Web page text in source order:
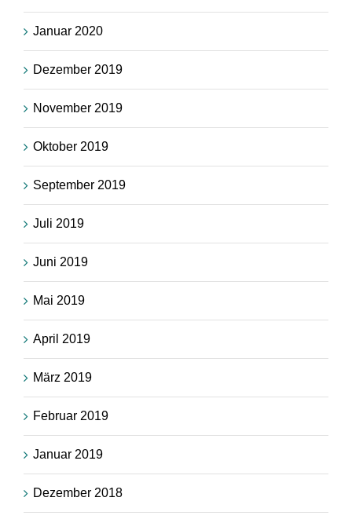
Januar 2020
Dezember 2019
November 2019
Oktober 2019
September 2019
Juli 2019
Juni 2019
Mai 2019
April 2019
März 2019
Februar 2019
Januar 2019
Dezember 2018